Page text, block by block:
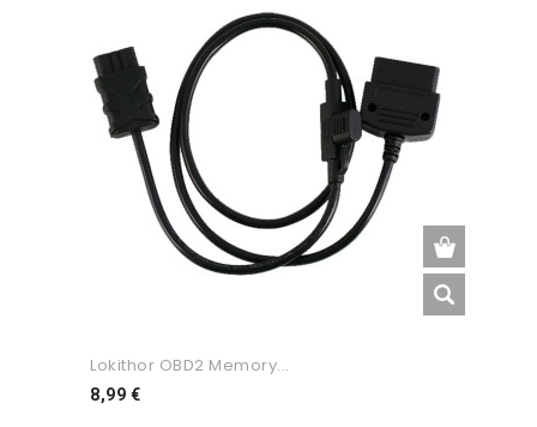
Lokithor OBD2 Memory...
8,99 €Preço